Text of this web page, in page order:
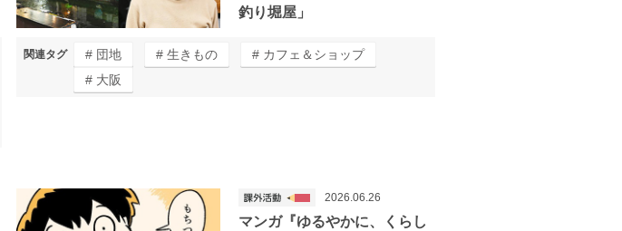
釣り堀屋」
関連タグ 団地 生きもの
カフェ＆ショップ
大阪
マンガ『ゆるやかに、くらし
2026.06.26